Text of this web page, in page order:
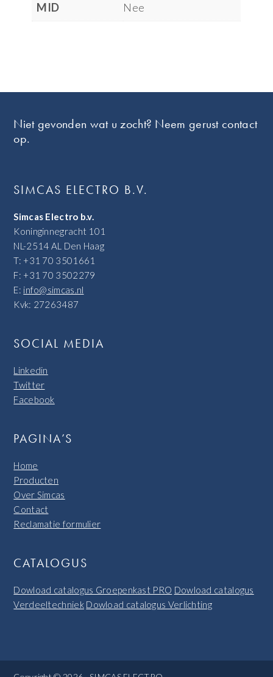
MID
Nee
Niet gevonden wat u zocht? Neem gerust contact
op.
SIMCAS ELECTRO B.V.
Simcas Electro b.v.
Koninginnegracht 101
NL-2514 AL Den Haag
T: +31 70 3501661
F: +31 70 3502279
E: info@simcas.nl
Kvk: 27263487
SOCIAL MEDIA
Linkedin
Twitter
Facebook
PAGINA’S
Home
Producten
Over Simcas
Contact
Reclamatie formulier
CATALOGUS
Dowload catalogus Groepenkast PRO Dowload catalogus
Verdeeltechniek Dowload catalogus Verlichting